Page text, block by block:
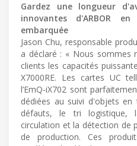
Gardez une longueur
innovantes d'ARBOR
embarquée
Jason Chu, responsable
a déclaré : « Nous sommes
clients les capacités
X7000RE. Les cartes UC
l’EmQ-iX702 sont
dédiées au suivi d'objets
défauts, le tri logistique,
circulation et la détection de
de production. Ces